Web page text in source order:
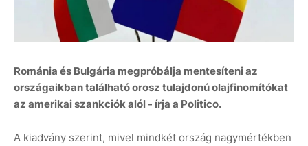
Románia és Bulgária megpróbálja mentesíteni az
országaikban található orosz tulajdonú olajfinomítókat
az amerikai szankciók alól - írja a Politico.
A kiadvány szerint, mivel mindkét ország nagymértékben